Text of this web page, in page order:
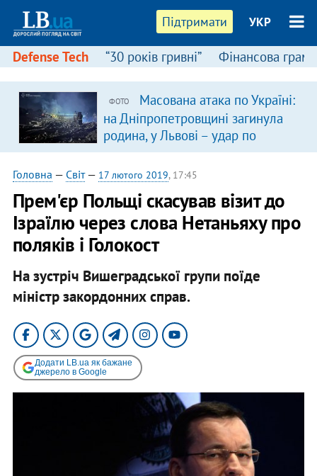
Підтримати УКР
Defense Tech “30 років гривні” Фінансова
ФОТО
Масована атака по Україні:
на Дніпропетровщині загинула
родина, у Львові – удар по
багатоповерхівках
(доповнюється)
Головна — Світ— 17 лютого 2019, 17:45
Прем'єр Польщі скасував візит до
Ізраїлю через слова Нетаньяху про
поляків і Голокост
На зустріч Вишеградської групи поїде
міністр закордонних справ.
Додати LB.ua як бажане
джерело в Google